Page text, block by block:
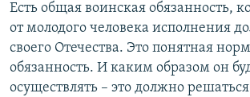
Есть общая воинская обязанность,
от молодого человека исполнения
своего Отечества. Это понятная
обязанность. И каким образом он
осуществлять – это должно